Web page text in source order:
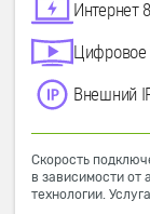
Интернет
Внешний
Скорость
в зависимости от
технологии.